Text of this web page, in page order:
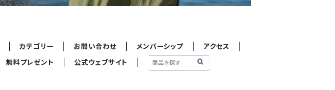
カテゴリー お問い合わせ メンバーシップ
アクセス
無料プレゼント 公式ウェブサイト